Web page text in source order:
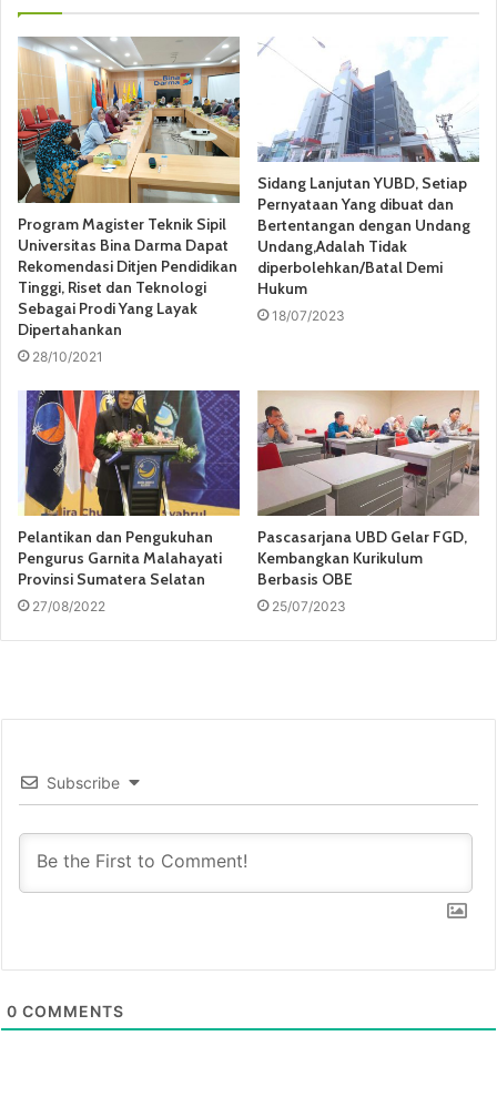
Program Magister Teknik Sipil
Universitas Bina Darma Dapat
Rekomendasi Ditjen Pendidikan
Tinggi, Riset dan Teknologi
Sebagai Prodi Yang Layak
Dipertahankan
28/10/2021
Sidang Lanjutan YUBD, Setiap
Pernyataan Yang dibuat dan
Bertentangan dengan Undang
Undang,Adalah Tidak
diperbolehkan/Batal Demi
Hukum
18/07/2023
Pelantikan dan Pengukuhan
Pengurus Garnita Malahayati
Provinsi Sumatera Selatan
27/08/2022
Pascasarjana UBD Gelar FGD,
Kembangkan Kurikulum
Berbasis OBE
25/07/2023
Subscribe
0 COMMENTS